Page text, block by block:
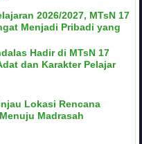
2026/2027, MTsN 17
Menjadi Pribadi yang
Hadir di MTsN 17
dan Karakter Pelajar
Lokasi Rencana
Madrasah